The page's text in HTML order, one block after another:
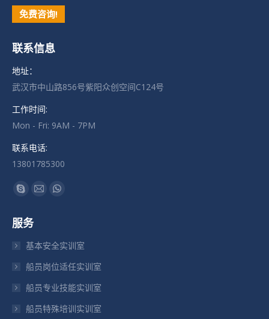
免费咨询!
联系信息
地址：
武汉市中山路856号紫阳众创空间C124号
工作时间:
Mon - Fri: 9AM - 7PM
联系电话:
13801785300
找到我们：
Skype
在
新
口
中
打
Mail
新
口
中
打
Whatsapp
新
口
中
打
服务
基本安全实训室
船员岗位适任实训室
船员专业技能实训室
船员特殊培训实训室